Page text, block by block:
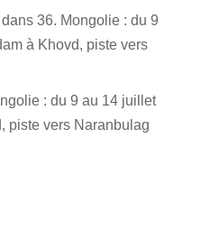
36. Mongolie : du 9
à Khovd, piste vers
: du 9 au 14 juillet
piste vers Naranbulag